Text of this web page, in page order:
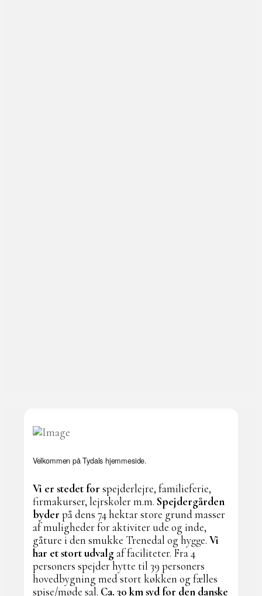
Velkommen på Tydals hjemmeside.
Vi er stedet for spejderlejre, familieferie,
firmakurser, lejrskoler m.m. Spejdergården
byder på dens 74 hektar store grund masser
af muligheder for aktiviter ude og inde,
gåture i den smukke Trenedal og hygge. Vi
har et stort udvalg af faciliteter. Fra 4
personers spejder hytte til 39 personers
hovedbygning med stort køkken og fælles
spise/møde sal. Ca. 30 km syd for den danske